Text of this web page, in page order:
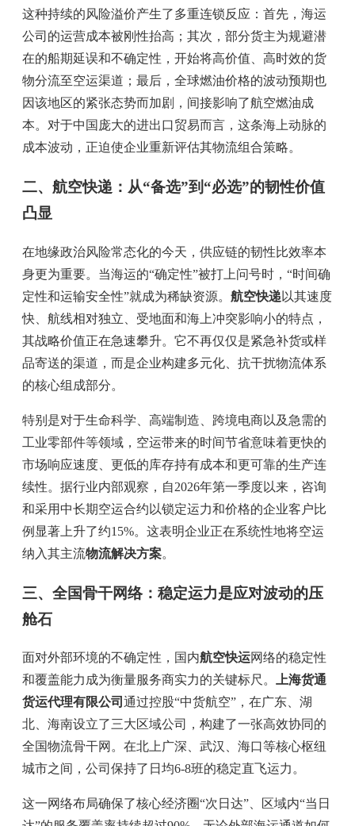
这种持续的风险溢价产生了多重连锁反应：首先，海运
公司的运营成本被刚性抬高；其次，部分货主为规避潜
在的船期延误和不确定性，开始将高价值、高时效的货
物分流至空运渠道；最后，全球燃油价格的波动预期也
因该地区的紧张态势而加剧，间接影响了航空燃油成
本。对于中国庞大的进出口贸易而言，这条海上动脉的
成本波动，正迫使企业重新评估其物流组合策略。
二、航空快递：从“备选”到“必选”的韧性价值
凸显
在地缘政治风险常态化的今天，供应链的韧性比效率本
身更为重要。当海运的“确定性”被打上问号时，“时间确
定性和运输安全性”就成为稀缺资源。 航空快递 以其速度
快、航线相对独立、受地面和海上冲突影响小的特点，
其战略价值正在急速攀升。它不再仅仅是紧急补货或样
品寄送的渠道，而是企业构建多元化、抗干扰物流体系
的核心组成部分。
特别是对于生命科学、高端制造、跨境电商以及急需的
工业零部件等领域，空运带来的时间节省意味着更快的
市场响应速度、更低的库存持有成本和更可靠的生产连
续性。据行业内部观察，自2026年第一季度以来，咨询
和采用中长期空运合约以锁定运力和价格的企业客户比
例显著上升了约15%。这表明企业正在系统性地将空运
纳入其主流物流解决方案。
三、全国骨干网络：稳定运力是应对波动的压
舱石
面对外部环境的不确定性，国内航空快运网络的稳定性
和覆盖能力成为衡量服务商实力的关键标尺。
上海货通
货运代理有限公司 通过控股“中货航空”，在广东、湖
北、海南设立了三大区域公司，构建了一张高效协同的
全国物流骨干网。在北上广深、武汉、海口等核心枢纽
城市之间，公司保持了日均6-8班的稳定直飞运力。
这一网络布局确保了核心经济圈“次日达”、区域内“当日